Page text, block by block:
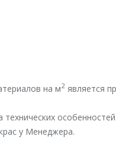
на м2 является
у Менеджера.